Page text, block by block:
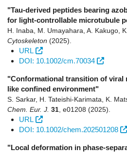
"Tau-derived peptides bearing
for light-controllable microtubule
H. Inaba, M. Umayahara, A. Kakugo,
Cytoskeleton (2025)
URL
DOI: 10.1002/cm.70034
"Conformational transition of viral
like confined environment"
S. Sarkar, H. Tateishi-Karimata, K.
Chem. Eur. J. 31 e01208 (2025)
URL
DOI: 10.1002/chem.202501208
"Local deformation in phase-